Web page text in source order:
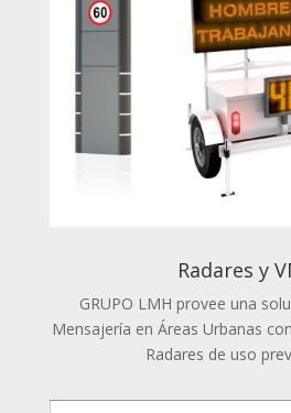
Radares y
GRUPO LMH provee una
Mensajería en Áreas Urbanas
Radares de uso